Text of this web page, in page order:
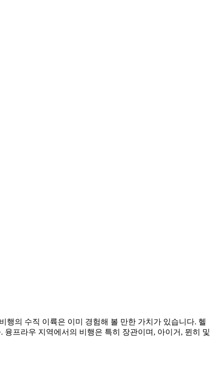
의 수직 이륙은 이미 경험해 볼 만한 가치가 있습니다. 헬
프라우 지역에서의 비행은 특히 장관이며, 아이거, 뮌히 및